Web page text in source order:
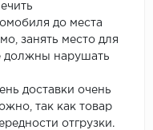
до места
занять место для
должны нарушать
доставки очень
так как товар
отгрузки.